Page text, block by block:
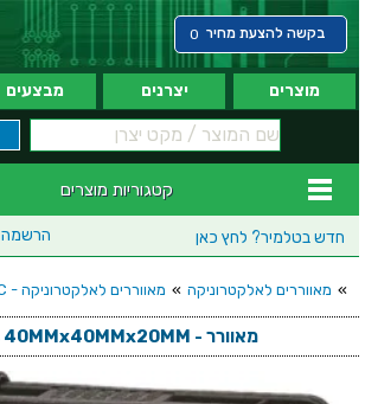
בקשה להצעת מחיר 0
מוצרים יצרנים מבצעים
קטגוריות מוצרים
חדש בטלמיר? לחץ כאן הרשמה
» מאווררים לאלקטרוניקה » מאווררים לאלקטרוניקה - 5VDC
מאוורר - 5VDC , 40MMx40MMx20MM